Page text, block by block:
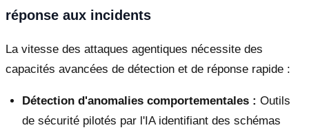
réponse aux incidents
La vitesse des attaques agentiques nécessite des
capacités avancées de détection et de réponse rapide :
Détection d'anomalies comportementales : Outils
de sécurité pilotés par l'IA identifiant des schémas